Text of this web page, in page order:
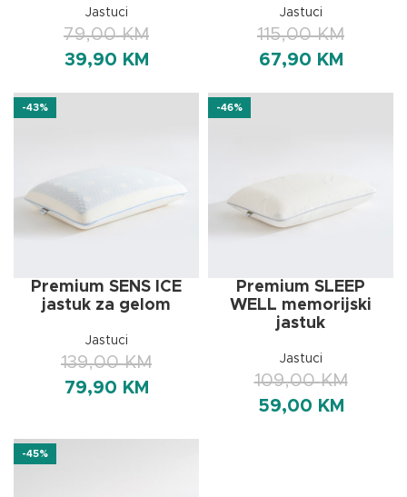
Jastuci
79,00KM
39,90 KM
Jastuci
115,00KM
67,90 KM
-43%
Premium SENS ICE
jastuk za gelom
Jastuci
139,00KM
79,90 KM
-46%
Premium SLEEP
WELL memorijski
jastuk
Jastuci
109,00KM
59,00 KM
-45%